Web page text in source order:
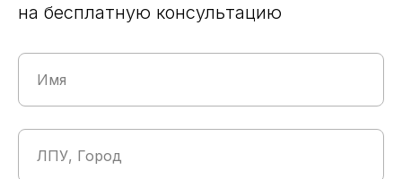
на бесплатную консультацию